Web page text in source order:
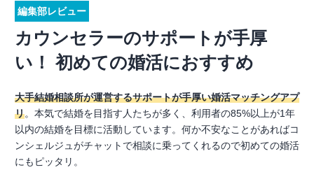
編集部レビュー
カウンセラーのサポートが手厚
い！ 初めての婚活におすすめ
大手結婚相談所が運営するサポートが手厚い婚活マッチングアプ
リ。本気で結婚を目指す人たちが多く、利用者の85%以上が1年
以内の結婚を目標に活動しています。何か不安なことがあればコ
ンシェルジュがチャットで相談に乗ってくれるので初めての婚活
にもピッタリ。